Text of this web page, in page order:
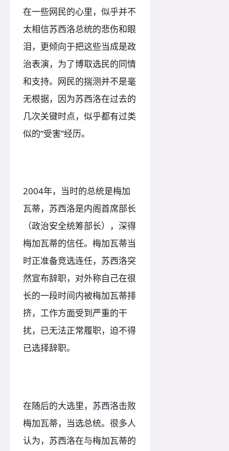
在一些网民的心里，似乎并不
太相信苏西洛总统的悲伤和眼
泪，更倾向于把这些当成是政
治表演，为了博取选民的同情
和支持。网民的揣测并不是毫
无根据，因为苏西洛在过去的
几次关键时点，似乎都有过类
似的“受害”经历。
2004年，当时的总统是梅加
瓦蒂，苏西洛是内阁首席部长
（政治安全统筹部长），深得
梅加瓦蒂的信任。梅加瓦蒂当
时正准备竞选连任，苏西洛突
然宣布辞职，对外称自己在很
长的一段时间内被梅加瓦蒂排
挤，工作方面受到严重的干
扰，已无法正常履职，迫不得
已选择辞职。
在随后的大选里，苏西洛击败
梅加瓦蒂，当选总统。很多人
认为，苏西洛在与梅加瓦蒂的